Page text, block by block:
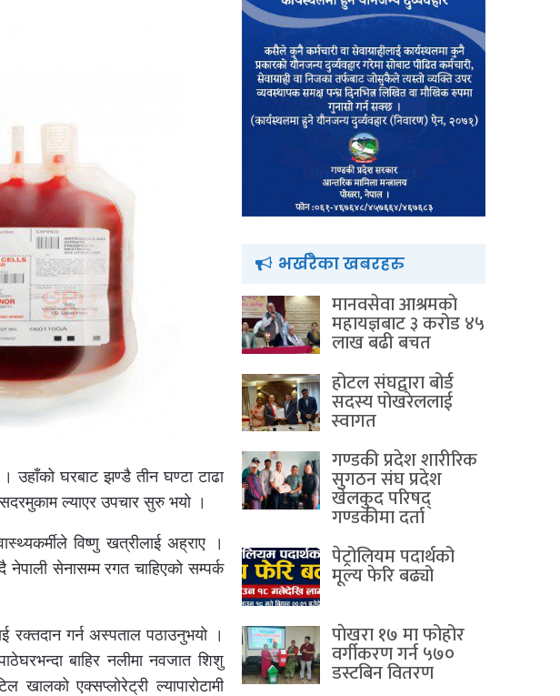
उहाँको घरबाट झण्डै तीन घण्टा टाढा
ल्याएर उपचार सुरु भयो ।
विष्णु खत्रीलाई अह्राए ।
सेनासम्म रगत चाहिएको सम्पर्क
रक्तदान गर्न अस्पताल पठाउनुभयो ।
बाहिर नलीमा नवजात शिशु
एक्सप्लोरेट्री ल्यापारोटामी
भर्खरैका खबरहरु
मानवसेवा आश्रमकाे‌
महायज्ञबाट ३ करोड ४५
लाख बढी बचत
होटल संघद्वारा बोर्ड
सदस्य पोखरेललाई
स्वागत
गण्डकी प्रदेश शारीरिक
सुगठन संघ प्रदेश
खेलकुद परिषद्
गण्डकीमा दर्ता
पेट्रोलियम पदार्थको
मूल्य फेरि बढ्यो
पाेखरा १७ मा फोहोर
वर्गीकरण गर्न ५७०
डस्टबिन वितरण